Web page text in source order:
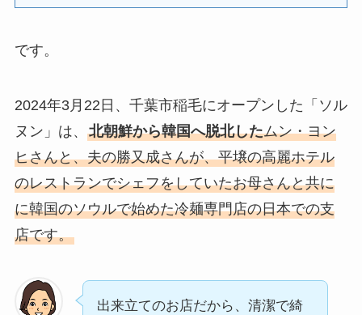
です。
2024年3月22日、千葉市稲毛にオープンした「ソル
ヌン」は、 北朝鮮から韓国へ脱北したムン・ヨン
ヒさんと、夫の勝又成さんが、平壌の高麗ホテル
のレストランでシェフをしていたお母さんと共に
に韓国のソウルで始めた冷麺専門店の日本での支
店です。
出来立てのお店だから、清潔で綺